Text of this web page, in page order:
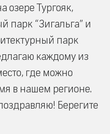
озере Тургояк,
парк “Зигальга” и
парк
каждому из
где можно
в нашем регионе.
Берегите